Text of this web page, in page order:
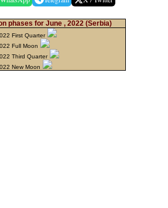
phases for June , 2022 (Serbia)
First Quarter
Full Moon
Third Quarter
New Moon